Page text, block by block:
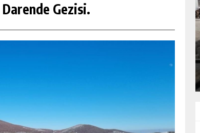
Gezisi.
GÖKSUN HAFIZLIK KIZ KUR’AN KURSU
ÖĞRENCILERINE DARENDE GEZISI.